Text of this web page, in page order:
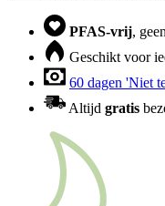
PFAS-vrij,
Geschikt voor
60 dagen 'Niet
Altijd gratis